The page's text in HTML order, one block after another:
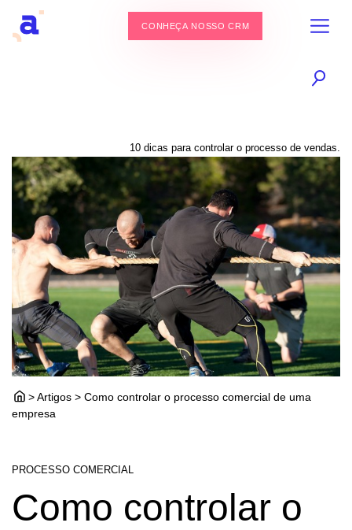
CONHEÇA NOSSO CRM
> Artigos > Como controlar o processo comercial de uma
empresa
PROCESSO COMERCIAL
Como controlar o
10 dicas para controlar o processo de vendas.